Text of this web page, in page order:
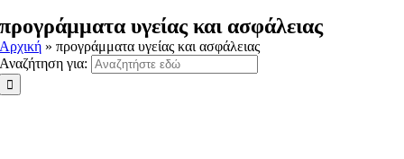
προγράμματα υγείας και ασφάλειας
Αρχική »προγράμματα υγείας και ασφάλειας
Αναζήτηση για: